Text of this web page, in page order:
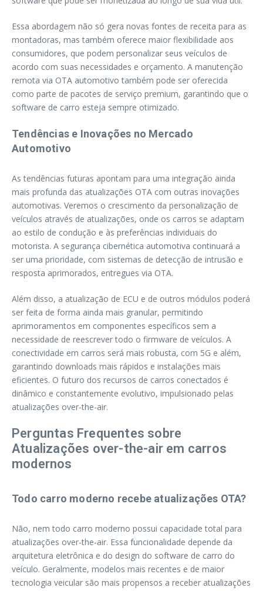
Essa abordagem não só gera novas fontes de receita para as
montadoras, mas também oferece maior flexibilidade aos
consumidores, que podem personalizar seus veículos de
acordo com suas necessidades e orçamento. A manutenção
remota via OTA automotivo também pode ser oferecida
como parte de pacotes de serviço premium, garantindo que o
software de carro esteja sempre otimizado.
Tendências e Inovações no Mercado
Automotivo
As tendências futuras apontam para uma integração ainda
mais profunda das atualizações OTA com outras inovações
automotivas. Veremos o crescimento da personalização de
veículos através de atualizações, onde os carros se adaptam
ao estilo de condução e às preferências individuais do
motorista. A segurança cibernética automotiva continuará a
ser uma prioridade, com sistemas de detecção de intrusão e
resposta aprimorados, entregues via OTA.
Além disso, a atualização de ECU e de outros módulos poderá
ser feita de forma ainda mais granular, permitindo
aprimoramentos em componentes específicos sem a
necessidade de reescrever todo o firmware de veículos. A
conectividade em carros será mais robusta, com 5G e além,
garantindo downloads mais rápidos e instalações mais
eficientes. O futuro dos recursos de carros conectados é
dinâmico e constantemente evolutivo, impulsionado pelas
atualizações over-the-air.
Perguntas Frequentes sobre
Atualizações over-the-air em carros
modernos
Todo carro moderno recebe atualizações OTA?
Não, nem todo carro moderno possui capacidade total para
atualizações over-the-air. Essa funcionalidade depende da
arquitetura eletrônica e do design do software de carro do
veículo. Geralmente, modelos mais recentes e de maior
tecnologia veicular são mais propensos a receber atualizações